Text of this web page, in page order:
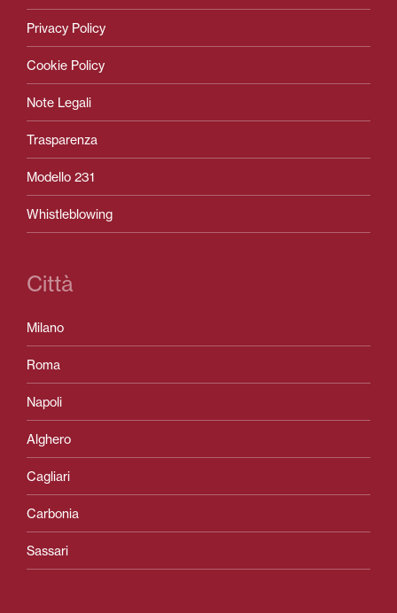
Privacy Policy
Cookie Policy
Note Legali
Trasparenza
Modello 231
Whistleblowing
Città
Milano
Roma
Napoli
Alghero
Cagliari
Carbonia
Sassari